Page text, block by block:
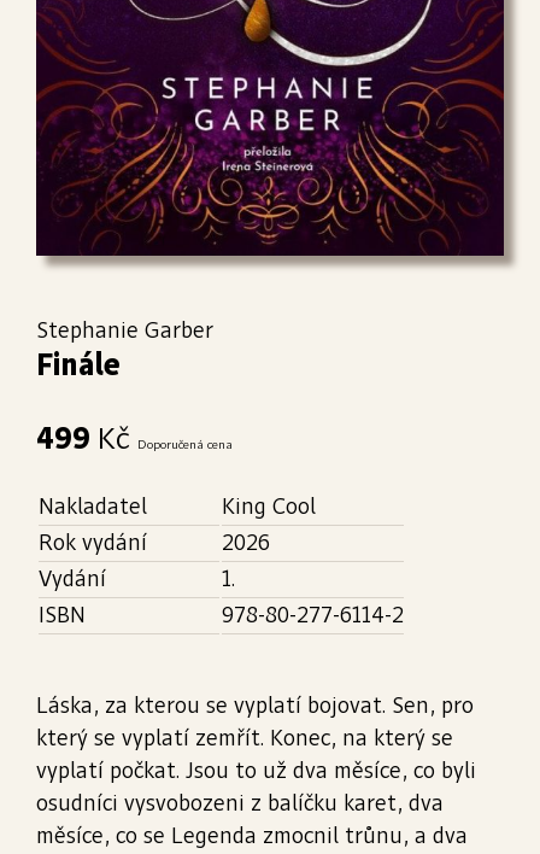
Stephanie Garber
Finále
499 Kč Doporučená cena
Nakladatel
King Cool
Rok vydání
2026
Vydání
1.
ISBN
978-80-277-6114-2
Láska, za kterou se vyplatí bojovat. Sen, pro
který se vyplatí zemřít. Konec, na který se
vyplatí počkat. Jsou to už dva měsíce, co byli
osudníci vysvobozeni z balíčku karet, dva
měsíce, co se Legenda zmocnil trůnu, a dva